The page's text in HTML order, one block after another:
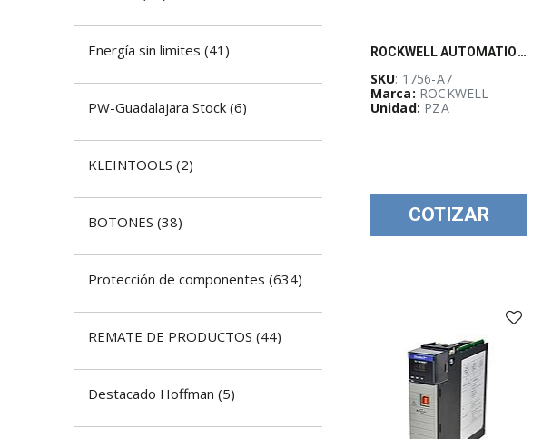
Energía sin limites (41)
PW-Guadalajara Stock (6)
KLEINTOOLS (2)
BOTONES (38)
​Protección de componentes (634)
REMATE DE PRODUCTOS (44)
Destacado Hoffman (5)
ROCKWELL AUTOMATION, Chassis de 7 slots ControlLogix - 1756A7
SKU: 1756-A7
Marca: ROCKWELL
Unidad: PZA
COTIZAR